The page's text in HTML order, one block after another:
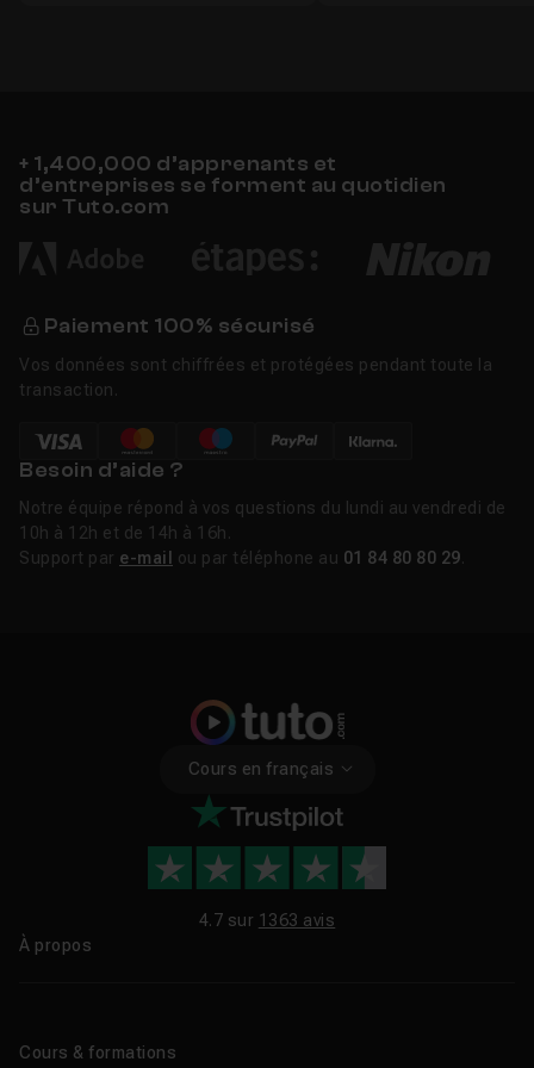
+ 1,400,000 d’apprenants et
d’entreprises se forment au quotidien
sur Tuto.com
Paiement 100% sécurisé
Vos données sont chiffrées et protégées pendant toute la
transaction.
Besoin d’aide ?
Notre équipe répond à vos questions du lundi au vendredi de
10h à 12h et de 14h à 16h.
Support par e-mail ou par téléphone au 01 84 80 80 29
Cours en français
4.7 sur 1363 avis
À propos
Cours & formations